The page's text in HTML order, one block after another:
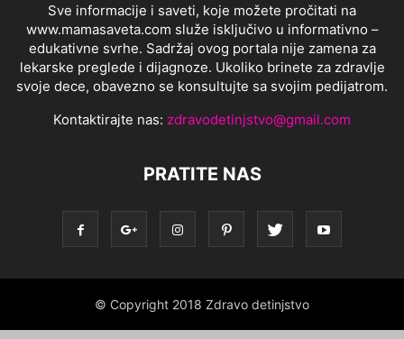
Sve informacije i saveti, koje možete pročitati na
www.mamasaveta.com služe isključivo u informativno –
edukativne svrhe. Sadržaj ovog portala nije zamena za
lekarske preglede i dijagnoze. Ukoliko brinete za zdravlje
svoje dece, obavezno se konsultujte sa svojim pedijatrom.
Kontaktirajte nas: zdravodetinjstvo@gmail.com
PRATITE NAS
© Copyright 2018 Zdravo detinjstvo